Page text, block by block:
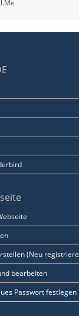
(Neu
bearbeiten
Passwort festlegen